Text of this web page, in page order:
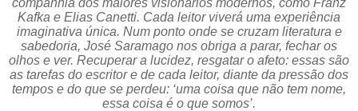
Kafka e Elias Canetti. Cada leitor viverá uma experiência
imaginativa única. Num ponto onde se cruzam literatura e
sabedoria, José Saramago nos obriga a parar, fechar os
olhos e ver. Recuperar a lucidez, resgatar o afeto: essas são
as tarefas do escritor e de cada leitor, diante da pressão dos
tempos e do que se perdeu: ‘uma coisa que não tem nome,
essa coisa é o que somos’.